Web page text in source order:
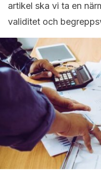
artikel ska vi ta en
validitet och